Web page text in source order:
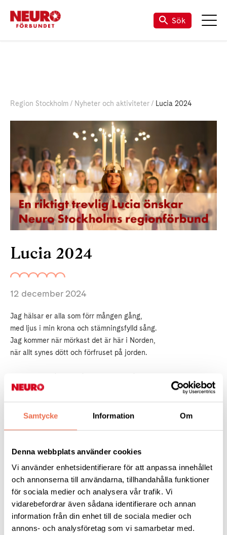
Samtycke Information Om
Denna webbplats använder cookies
Vi använder enhetsidentifierare för att anpassa innehållet
och annonserna till användarna, tillhandahålla funktioner
för sociala medier och analysera vår trafik. Vi
vidarebefordrar även sådana identifierare och annan
information från din enhet till de sociala medier och
annons- och analysföretag som vi samarbetar med.
Sök
Region Stockholm Nyheter och aktiviteter Lucia 2024
Lucia 2024
12 december 2024
Jag hälsar er alla som förr mången gång,
med ljus i min krona och stämningsfylld sång.
Jag kommer när mörkast det är här i Norden,
när allt synes dött och förfruset på jorden.
ofta vi även i hjärtat förnimma,
som vore där ej en endaste strimma.
Av levande ljus och av strålande hopp,
som om isiga kylan där hejdat sitt lopp.
som kommer från ovan, det evigt klara.
Som skingra vill dunklet i var männskosjäl,
och som lysa vill, och allt göra väl.
Du eviga stråle, du sol över allt,
träng in i vårt bröst där det nu känns så kallt.
Jag hälsar er alla som förr mången gång.